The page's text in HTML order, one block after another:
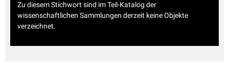
Zu diesem Stichwort sind im Teil-Katalog der
wissenschaftlichen Sammlungen derzeit keine Objekte
verzeichnet.